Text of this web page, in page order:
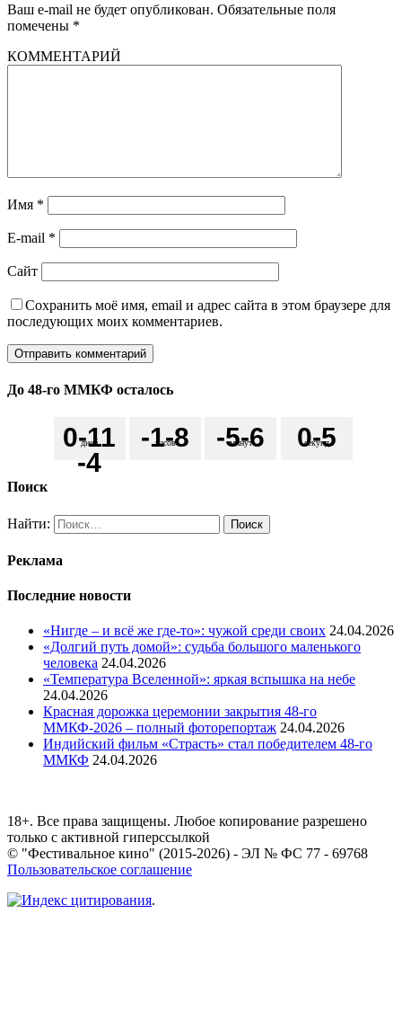
Ваш e-mail не будет опубликован. Обязательные поля
помечены *
КОММЕНТАРИЙ
Имя *
E-mail *
Сайт
Сохранить моё имя, email и адрес сайта в этом браузере для
последующих моих комментариев.
До 48-го ММКФ осталось
дней
0-11
-4
часов
-1-8 минут
-5-6 секунд
0-5
Поиск
Найти:
Реклама
Последние новости
«Нигде – и всё же где-то»: чужой среди своих 24.04.2026
«Долгий путь домой»: судьба большого маленького
человека 24.04.2026
«Температура Вселенной»: яркая вспышка на небе
24.04.2026
Красная дорожка церемонии закрытия 48-го
ММКФ-2026 – полный фоторепортаж 24.04.2026
Индийский фильм «Страсть» стал победителем 48-го
ММКФ 24.04.2026
18+. Все права защищены. Любое копирование разрешено
только с активной гиперссылкой
© "Фестивальное кино" (2015-2026) - ЭЛ № ФС 77 - 69768
Пользовательское соглашение
.